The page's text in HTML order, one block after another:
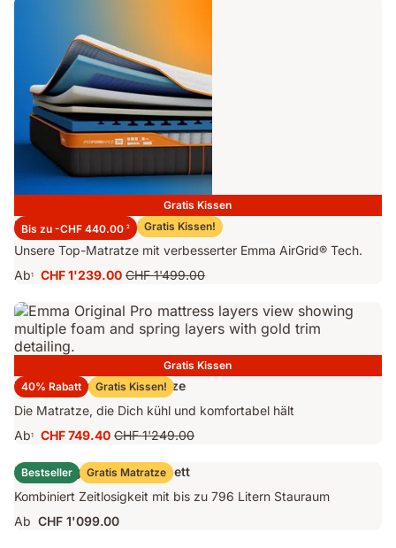
Gratis Kissen
Bis zu -CHF 440.00 2 Gratis Kissen!
Emma Performance 26 Matratze
Unsere Top-Matratze mit verbesserter Emma AirGrid® Tech.
Ab1
Preis
CHF 1'239.00 Ursprünglicher
CHF 1'499.00
CHF 1'499.00
Gratis Kissen
40% Rabatt
Gratis Kissen!
Emma Original Pro Matratze
Die Matratze, die Dich kühl und komfortabel hält
Ab1
Preis
CHF 749.40
CHF 749.40 Ursprünglicher
Preis
CHF 1'249.00
CHF 1'249.00
Bestseller Gratis Matratze
Emma Original Stauraumbett
Kombiniert Zeitlosigkeit mit bis zu 796 Litern Stauraum
Ab CHF 1'099.00